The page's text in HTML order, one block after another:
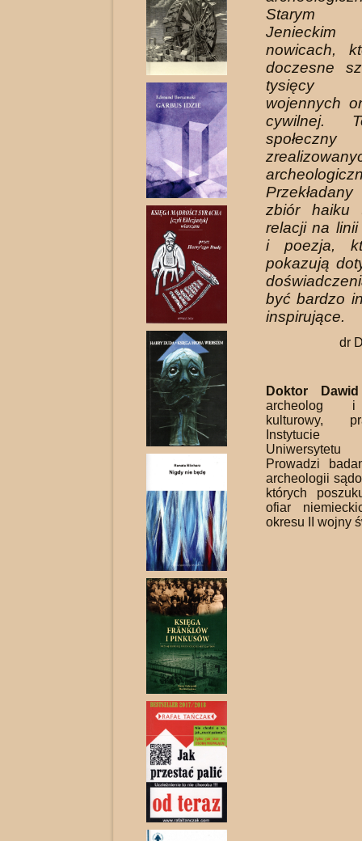
Starym
nowicach,
doczesne
tysięcy
wojennych
cywilnej.
zbiór haiku
relacji na
i poezja,
pokazują
być bardzo
inspirujące.
dr
Doktor
archeolog i
kulturowy,
Instytucie
Prowadzi
archeologii
których
ofiar
okresu II wojny